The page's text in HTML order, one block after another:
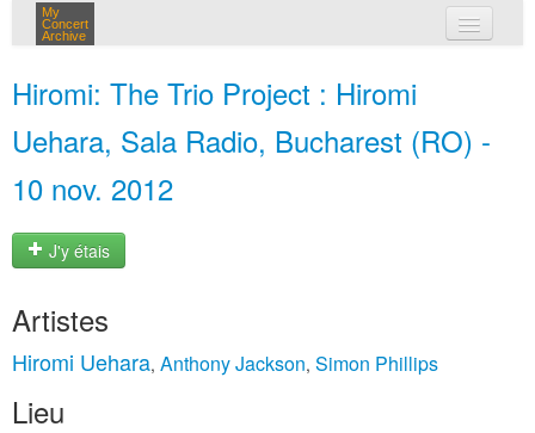
My
Concert
Archive
Hiromi: The Trio Project : Hiromi
Uehara, Sala Radio, Bucharest (RO) -
10 nov. 2012
J'y étais
Artistes
Hiromi Uehara, Anthony Jackson, Simon Phillips
Lieu